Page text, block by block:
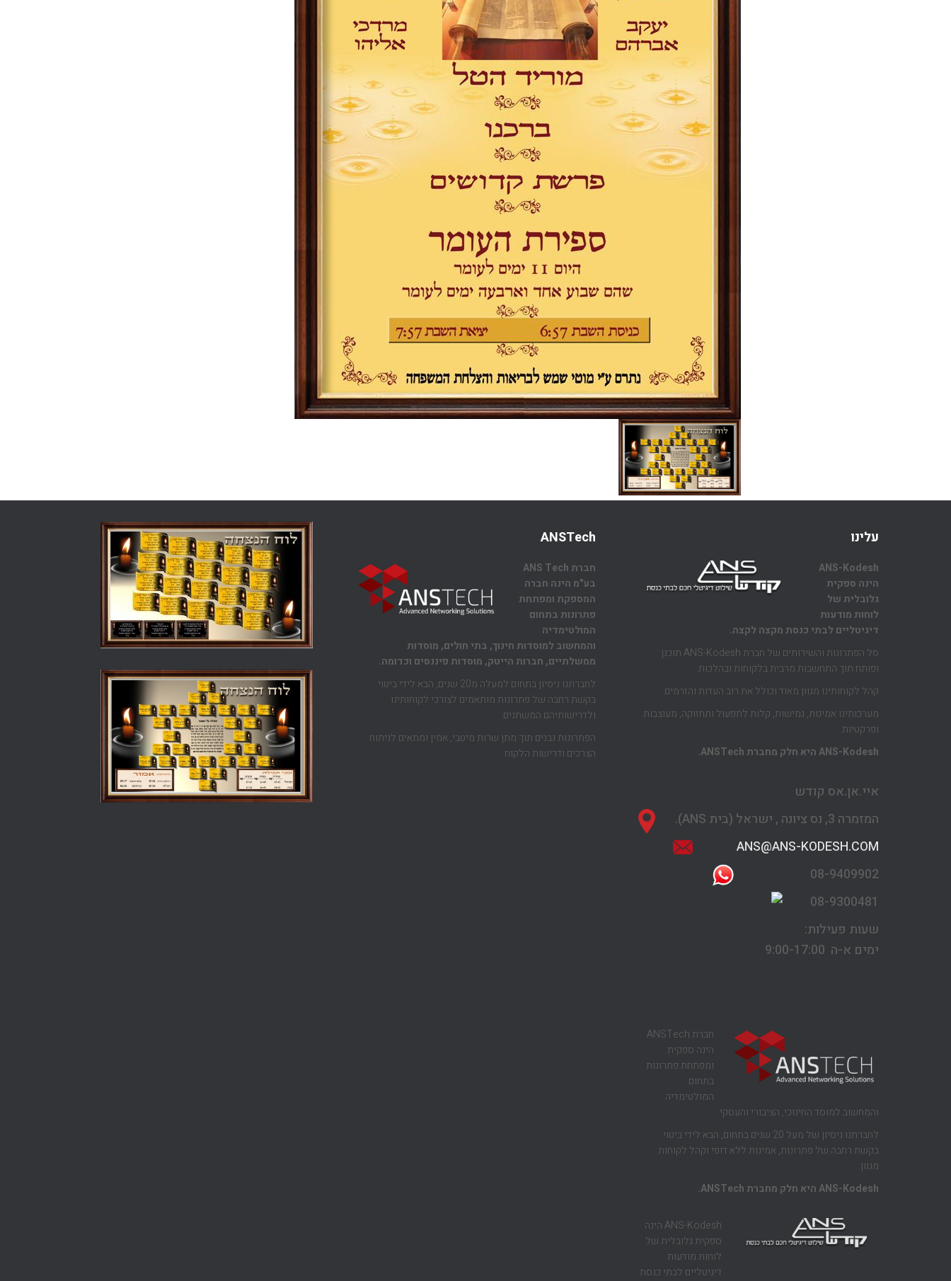
עלינו
ANS-Kodesh
הינה ספקית
גלובלית של
לוחות מודעות
דיגיטליים לבתי כנסת מקצה לקצה.
סל הפתרונות והשירותים של חברת ANS-Kodesh תוכנן
ופותח תוך התחשבות מרבית בלקוחות ובהלכות.
קהל לקוחותינו מגוון מאוד וכולל את רוב העדות והזרמים.
מערכותינו אמינות, גמישות, קלות לתפעול ותחזוקה, מעוצבות
ופרקטיות.
ANS-Kodesh היא חלק מחברת ANSTech.
איי.אן.אס קודש
המזמרה 3,
נס ציונה , ישראל (בית ANS).
ANS@ANS-KODESH.COM
08-9409902
08-9300481
שעות פעילות:
ימים א-ה 9:00-17:00
חברת ANSTech
הינה ספקית
ומפתחת פתרונות
בתחום
המולטימדיה
והמחשוב למוסד החינוכי, הציבורי והעסקי.
לחברתנו ניסיון של מעל 20 שנים בתחום, הבא לידי ביטוי
בקשת רחבה של פתרונות, אמינות ללא דופי וקהל לקוחות
מגוון.
ANS-Kodesh היא חלק מחברת ANSTech.
ANS-Kodesh הינה
ספקית גלובלית של
לוחות מודעות
דיגיטליים לבתי כנסת
ANSTech
חברת ANS Tech
בע"מ הינה חברה
המספקת ומפתחת
פתרונות בתחום
המולטימדיה
והמחשוב למוסדות חינוך, בתי חולים, מוסדות
ממשלתיים, חברות הייטק, מוסדות פיננסים וכדומה.
לחברתנו ניסיון בתחום למעלה מ20 שנים, הבא לידי ביטוי
בקשת רחבה של פתרונות מותאמים לצורכי לקוחותינו
ולדרישותיהם המשתנים.
הפתרונות נבנים תוך מתן שרות מיטבי, אמין ומתאים לניתוח
הצרכים ודרישות הלקוח